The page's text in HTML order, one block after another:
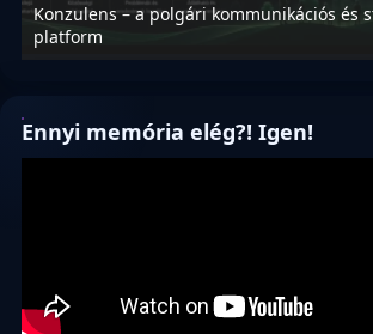
Konzulens – a polgári kommunikációs és
platform
Ennyi memória elég?! Igen!